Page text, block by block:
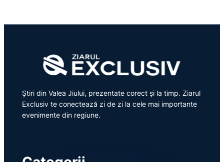
Știri din Valea Jiului, prezentate corect și la timp. Ziarul
Exclusiv te conectează zi de zi la cele mai importante
evenimente din regiune.